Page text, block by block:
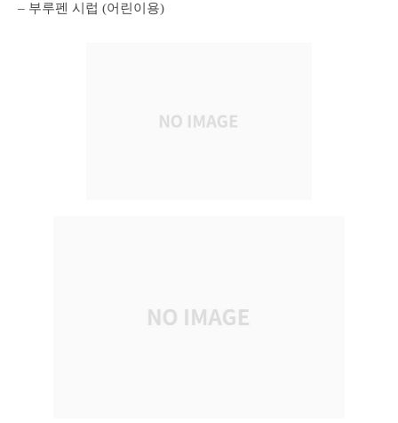
– 부루펜 시럽 (어린이용)